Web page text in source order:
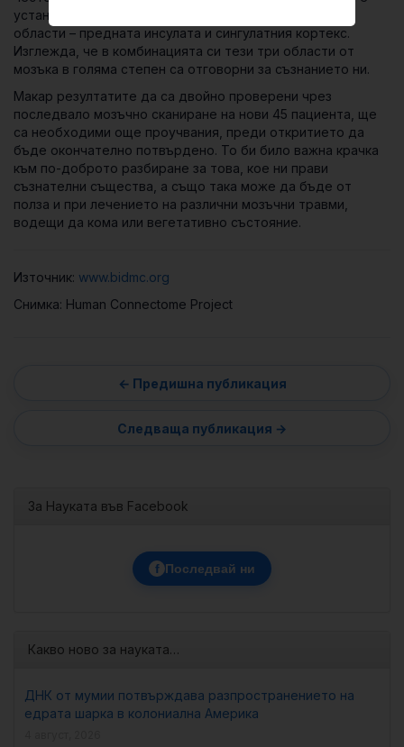
установено, че тази област е свързана и с две други
области – предната инсулата и сингулатния кортекс.
Изглежда, че в комбинацията си тези три области от
мозъка в голяма степен са отговорни за съзнанието ни.
Макар резултатите да са двойно проверени чрез
последвало мозъчно сканиране на нови 45 пациента, ще
са необходими още проучвания, преди откритието да
бъде окончателно потвърдено. То би било важна крачка
към по-доброто разбиране за това, кое ни прави
съзнателни същества, а също така може да бъде от
полза и при лечението на различни мозъчни травми,
водещи да кома или вегетативно състояние.
Източник: www.bidmc.org
Снимка: Human Connectome Project
За Науката във Facebook
f Последвай ни
Какво ново за науката…
ДНК от мумии потвърждава разпространението на
едрата шарка в колониална Америка